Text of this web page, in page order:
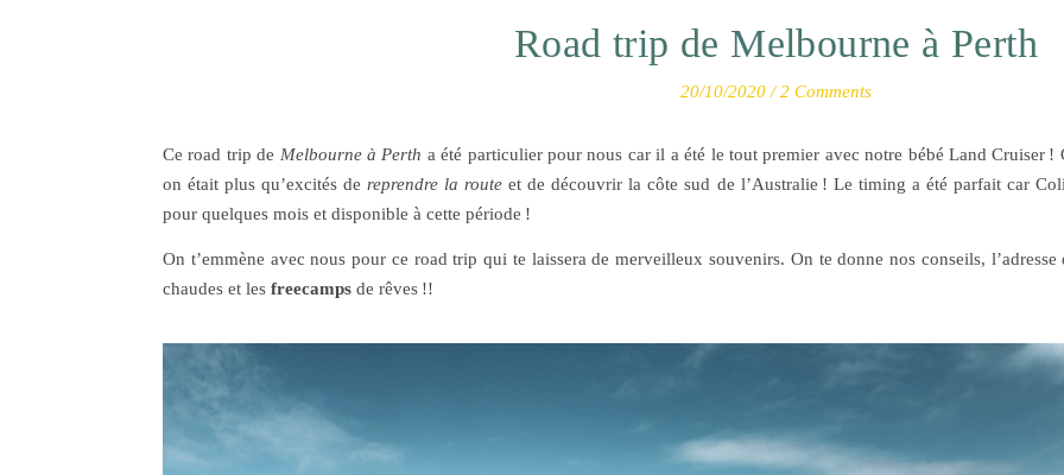
Road trip de Melbourne à Perth
20/10/2020 / 2 Comments
Ce road trip de Melbourne à Perth a été particulier pour nous car il a été le tout premier avec notre bébé Land Cruiser !
on était plus qu’excités dereprendre la route et de découvrir la côte sud de l’Australie ! Le timing a été parfait car
pour quelques mois et disponible à cette période !
On t’emmène avec nous pour ce road trip qui te laissera de merveilleux souvenirs. On te donne nos conseils,
chaudes et les freecamps de rêves !!